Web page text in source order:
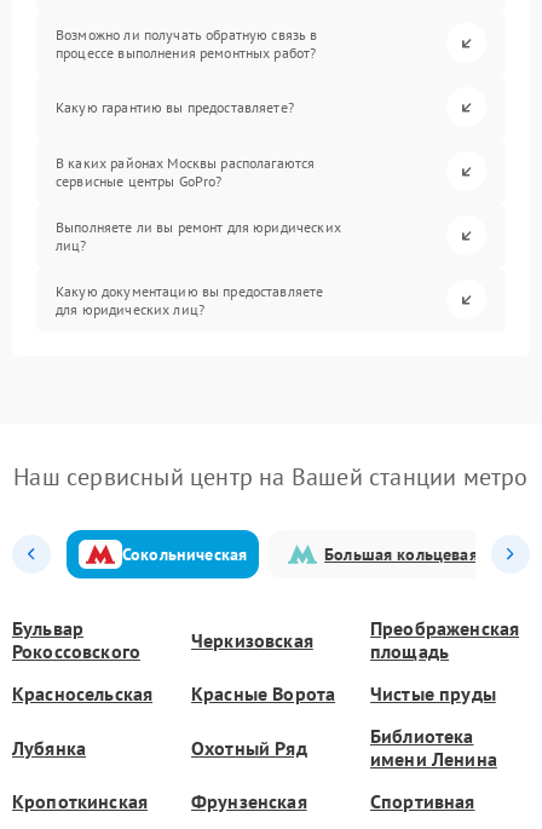
Возможно ли получать обратную связь в
процессе выполнения ремонтных работ?
Какую гарантию вы предоставляете?
В каких районах Москвы располагаются
сервисные центры GoPro?
Выполняете ли вы ремонт для юридических
лиц?
Какую документацию вы предоставляете
для юридических лиц?
Наш сервисный центр на Вашей станции метро
Сокольническая Большая кольцевая
Бульвар
Рокоссовского
Черкизовская
Преображенская
площадь
Красносельская
Красные Ворота Чистые пруды
Лубянка Охотный Ряд
Библиотека
имени Ленина
Кропоткинская
Фрунзенская Спортивная